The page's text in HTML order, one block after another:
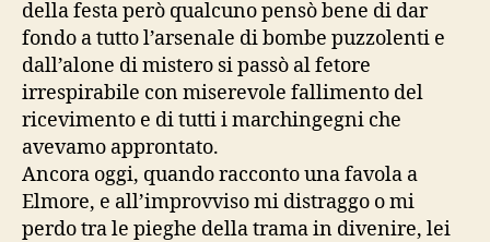
della festa però qualcuno pensò bene di dar
fondo a tutto l’arsenale di bombe puzzolenti e
dall’alone di mistero si passò al fetore
irrespirabile con miserevole fallimento del
ricevimento e di tutti i marchingegni che
avevamo approntato.
Ancora oggi, quando racconto una favola a
Elmore, e all’improvviso mi distraggo o mi
perdo tra le pieghe della trama in divenire, lei